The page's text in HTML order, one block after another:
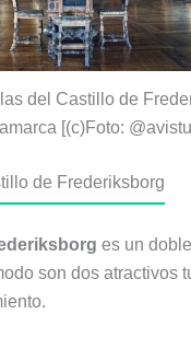
del Castillo de
[(c)Foto:
de Frederiksborg
es un
son dos atractivos